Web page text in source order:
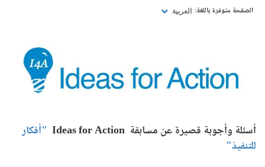
الصفحة متوفرة باللغة: العربية
أسئلة وأجوبة قصيرة عن مسابقة Ideas for Action "أفكار
للتنفيذ"